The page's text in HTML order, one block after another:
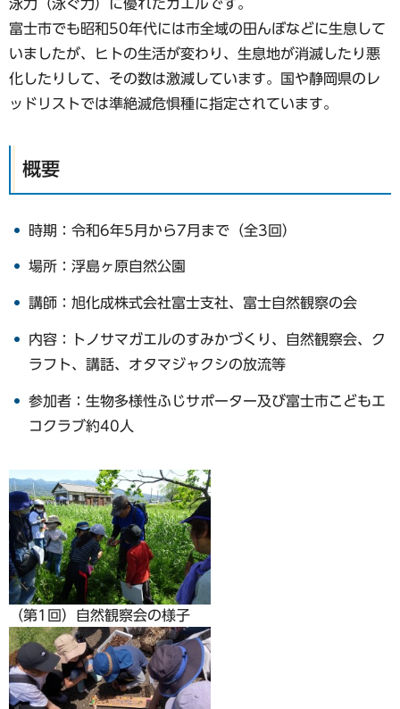
泳力（泳ぐ力）に優れたカエルです。
富士市でも昭和50年代には市全域の田んぼなどに生息して
いましたが、ヒトの生活が変わり、生息地が消滅したり悪
化したりして、その数は激減しています。国や静岡県のレ
ッドリストでは準絶滅危惧種に指定されています。
概要
時期：令和6年5月から7月まで（全3回）
場所：浮島ヶ原自然公園
講師：旭化成株式会社富士支社、富士自然観察の会
内容：トノサマガエルのすみかづくり、自然観察会、ク
ラフト、講話、オタマジャクシの放流等
参加者：生物多様性ふじサポーター及び富士市こどもエ
コクラブ約40人
（第1回）自然観察会の様子